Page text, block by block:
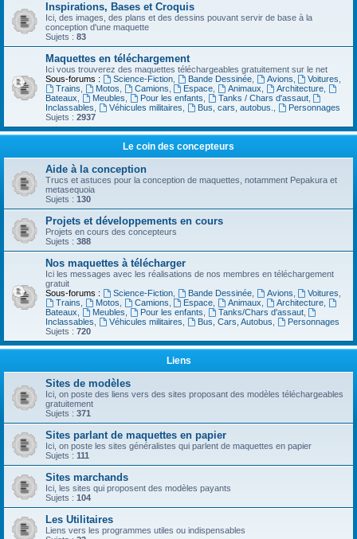
Inspirations, Bases et Croquis
Ici, des images, des plans et des dessins pouvant servir de base à la
conception d'une maquette
Sujets : 83
Maquettes en téléchargement
Ici vous trouverez des maquettes téléchargeables gratuitement sur le net
Sous-forums :
Science-Fiction, Bande Dessinée, Avions Voitures
Trains
Motos Camions Espace Animaux Architecture
Bateaux
Meubles Pour les enfants Tanks / Chars d'assaut,
Inclassables
Véhicules militaires Bus, cars, autobus.
Personnages
Sujets : 2937
Le coin des concepteurs
Aide à la conception
Trucs et astuces pour la conception de maquettes, notamment Pepakura et
metasequoia
Sujets : 130
Projets et développements en cours
Projets en cours des concepteurs
Sujets : 388
Nos maquettes à télécharger
Ici les messages avec les réalisations de nos membres en téléchargement
gratuit
Sous-forums :
Science-Fiction, Bande Dessinée, Avions Voitures
Trains
Motos Camions Espace Animaux Architecture
Bateaux
Meubles Pour les enfants Tanks/Chars d'assaut,
Inclassables
Véhicules militaires Bus, Cars, Autobus
Personnages
Sujets : 720
Liens
Sites de modèles
Ici, on poste des liens vers des sites proposant des modèles téléchargeables
gratuitement
Sujets : 371
Sites parlant de maquettes en papier
Ici, on poste les sites généralistes qui parlent de maquettes en papier
Sujets : 111
Sites marchands
Ici, les sites qui proposent des modèles payants
Sujets : 104
Les Utilitaires
Liens vers les programmes utiles ou indispensables